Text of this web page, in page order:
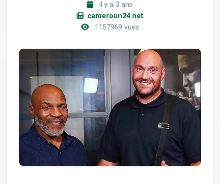
il y a 3 ans
cameroun24.net
1157969 vues